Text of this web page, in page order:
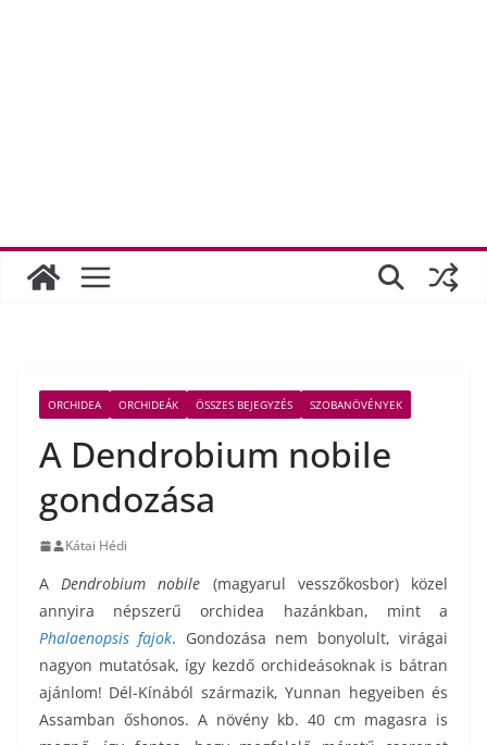
ORCHIDEA ORCHIDEÁK ÖSSZES BEJEGYZÉS SZOBANÖVÉNYEK
A Dendrobium nobile
gondozása
Kátai Hédi
ADendrobium nobile (magyarul vesszőkosbor) közel
annyira népszerű orchidea hazánkban, mint a
Phalaenopsis fajok. Gondozása nem bonyolult, virágai
nagyon mutatósak, így kezdő orchideásoknak is bátran
ajánlom! Dél-Kínából származik, Yunnan hegyeiben és
Assamban őshonos. A növény kb. 40 cm magasra is